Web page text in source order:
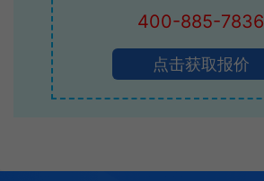
400-885-7836
点击获取报价